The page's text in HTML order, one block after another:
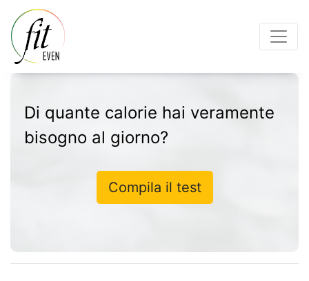
Di quante calorie hai veramente
bisogno al giorno?
Compila il test